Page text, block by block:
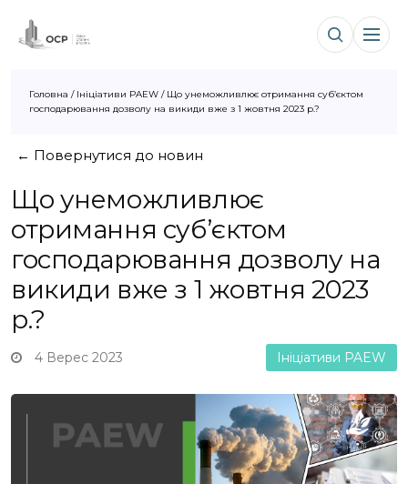
Головна / Ініціативи PAEW / Що унеможливлює отримання суб’єктом
господарювання дозволу на викиди вже з 1 жовтня 2023 р.?
← Повернутися до новин
4 Верес 2023 Ініціативи PAEW
Що унеможливлює
отримання суб’єктом
господарювання дозволу на
викиди вже з 1 жовтня 2023
р.?